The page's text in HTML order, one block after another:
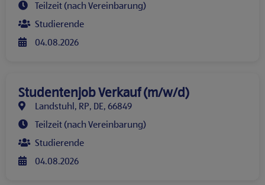
Teilzeit (nach Vereinbarung)
Studierende
04.08.2026
Studentenjob Verkauf (m/w/d)
Landstuhl, RP, DE, 66849
Teilzeit (nach Vereinbarung)
Studierende
04.08.2026